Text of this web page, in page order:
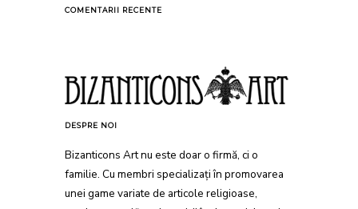
COMENTARII RECENTE
DESPRE NOI
Bizanticons Art nu este doar o firmă, ci o
familie. Cu membri specializați în promovarea
unei game variate de articole religioase,